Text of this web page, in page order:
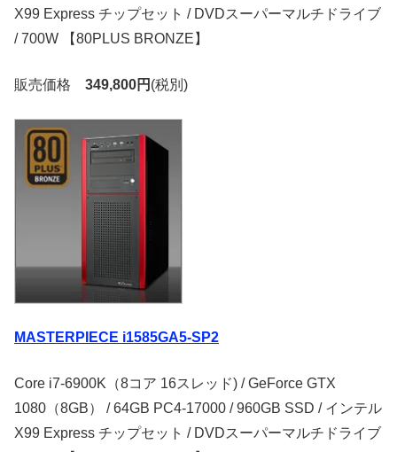
X99 Express チップセット / DVDスーパーマルチドライブ
/ 700W 【80PLUS BRONZE】
販売価格 349,800円 (税別)
MASTERPIECE i1585GA5-SP2
Core i7-6900K（8コア 16スレッド) / GeForce GTX
1080（8GB） / 64GB PC4-17000 / 960GB SSD / インテル
X99 Express チップセット / DVDスーパーマルチドライブ